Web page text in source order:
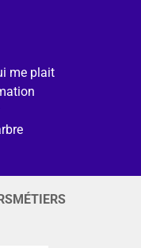
me plait